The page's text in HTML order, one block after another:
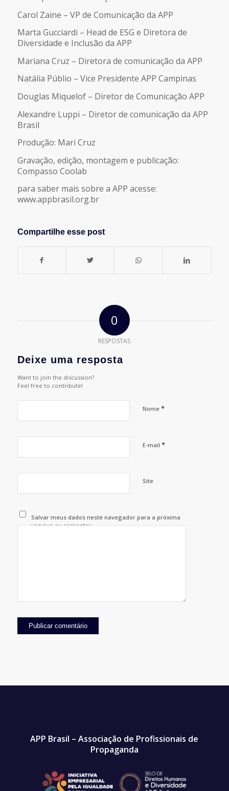
Carol Zaine – VP de Comunicação da APP
Marta Gucciardi – Head de ESG e Diretora de
Diversidade e Inclusão da APP
Mariana Cruz – Diretora de comunicação da APP
Natália Públio – Vice Presidente APP Campinas
Douglas Miquelof – Diretor de Comunicação APP
Alexandre Luppi – Diretor de comunicação da APP
Brasil
Produção: Mari Cruz
Gravação, edição, montagem e publicação:
Compasso Coolab
para saber mais sobre a APP acesse:
www.appbrasil.org.br
Compartilhe esse post
0
RESPOSTAS
Deixe uma resposta
Want to join the discussion?
Feel free to contribute!
Nome *
E-mail *
Site
Salvar meus dados neste navegador para a próxima
vez que eu comentar.
APP Brasil – Associação de Profissionais de
Propaganda